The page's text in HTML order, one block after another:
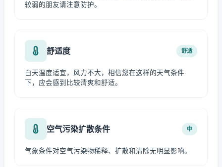
较弱的朋友请注意防护。
舒适度 舒适
白天温度适宜，风力不大，相信您在这样的天气条件
下，应会感到比较清爽和舒适。
空气污染扩散条件 中
气象条件对空气污染物稀释、扩散和清除无明显影响。